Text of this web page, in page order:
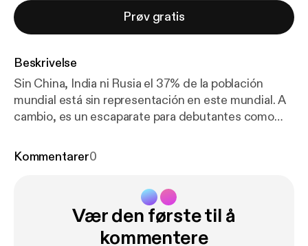
Prøv gratis
Beskrivelse
Sin China, India ni Rusia el 37% de la población
mundial está sin representación en este mundial. A
cambio, es un escaparate para debutantes como
relevancia en la política global o su importancia está
estado te contamos todo esto y hablamos con
Fillipo Ricci sobre el drama que supone para Italia y
los italianos no estar en un mundial desde Brasil
Kommentarer0
Vær den første til å
kommentere